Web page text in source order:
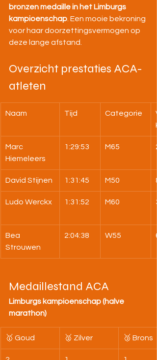
bronzen medaille in het Limburgs
kampioenschap. Een mooie bekroning
voor haar doorzettingsvermogen op
deze lange afstand.
Overzicht prestaties ACA-
atleten
Naam Tijd Categorie
Marc
Hiemeleers
1:29:53 M65
David Stijnen 1:31:45 M50
Ludo Werckx 1:31:52 M60
Bea
Strouwen
2:04:38 W55
Medaillestand ACA
Limburgs kampioenschap (halve
marathon)
🥇 Goud 🥈 Zilver 🥉 Brons